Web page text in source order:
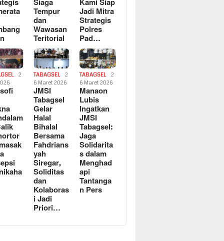
Tempur
dan
Wawasan
Teritorial
Jadi Mitra
Strategis
Polres
Pad…
2
TABAGSEL
2
6 Maret 2026
JMSI
Tabagsel
Gelar
Halal
Bihalal
Bersama
Fahdrians
yah
Siregar,
Soliditas
dan
Kolaboras
i Jadi
Priori…
TABAGSEL
2
6 Maret 2026
Manaon
Lubis
Ingatkan
JMSI
Tabagsel:
Jaga
Solidarita
s dalam
Menghad
api
Tantanga
n Pers